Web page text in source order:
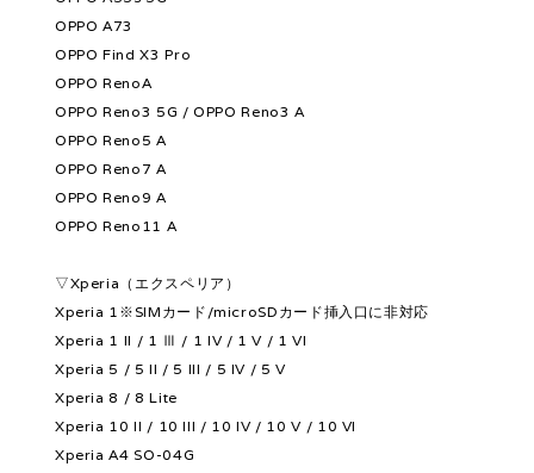
OPPO A73
OPPO Find X3 Pro
OPPO RenoA
OPPO Reno3 5G / OPPO Reno3 A
OPPO Reno5 A
OPPO Reno7 A
OPPO Reno9 A
OPPO Reno11 A
▽Xperia（エクスペリア）
Xperia 1※SIMカード/microSDカード挿入口に非対応
Xperia 1 II / 1 Ⅲ / 1 IV / 1 V / 1 VI
Xperia 5 / 5 II / 5 III / 5 IV / 5 V
Xperia 8 / 8 Lite
Xperia 10 II / 10 III / 10 IV / 10 V / 10 VI
Xperia A4 SO-04G